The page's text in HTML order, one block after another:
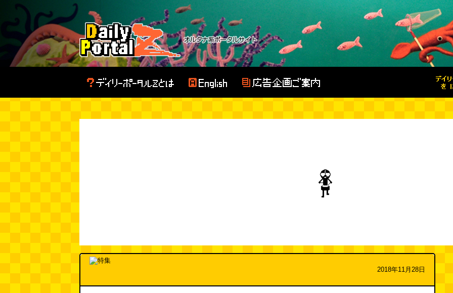
2018年11月28日